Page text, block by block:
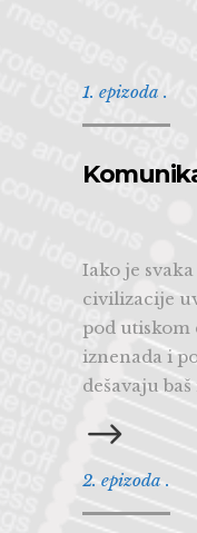
1. epizoda .
Iako je
civilizacije
pod utiskom
iznenada i
dešavaju
2. epizoda .